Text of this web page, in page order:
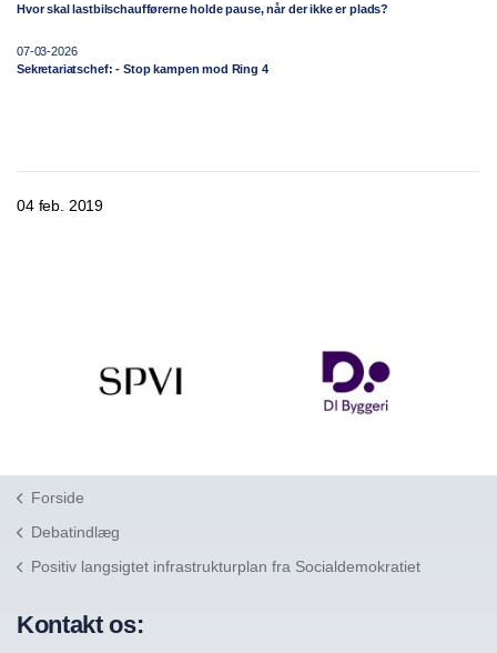
Hvor skal lastbilschaufførerne holde pause, når der ikke er plads?
07-03-2026
Sekretariatschef: - Stop kampen mod Ring 4
04 feb. 2019
Forside
Debatindlæg
Positiv langsigtet infrastrukturplan fra Socialdemokratiet
Kontakt os: